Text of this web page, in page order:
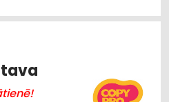
un iekārtas